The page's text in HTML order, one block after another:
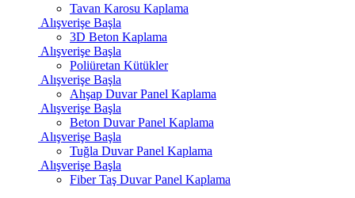
Tavan Karosu Kaplama
Alışverişe Başla
3D Beton Kaplama
Alışverişe Başla
Poliüretan Kütükler
Alışverişe Başla
Ahşap Duvar Panel Kaplama
Alışverişe Başla
Beton Duvar Panel Kaplama
Alışverişe Başla
Tuğla Duvar Panel Kaplama
Alışverişe Başla
Fiber Taş Duvar Panel Kaplama